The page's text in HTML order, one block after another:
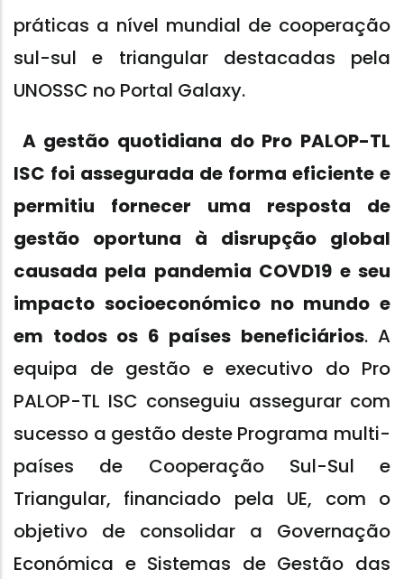
práticas a nível mundial de cooperação
sul-sul e triangular destacadas pela
UNOSSC no Portal Galaxy.
A gestão quotidiana do Pro PALOP-TL
ISC foi assegurada de forma eficiente e
permitiu fornecer uma resposta de
gestão oportuna à disrupção global
causada pela pandemia COVD19 e seu
impacto socioeconómico no mundo e
em todos os 6 países beneficiários. A
equipa de gestão e executivo do Pro
PALOP-TL ISC conseguiu assegurar com
sucesso a gestão deste Programa multi-
países de Cooperação Sul-Sul e
Triangular, financiado pela UE, com o
objetivo de consolidar a Governação
Económica e Sistemas de Gestão das